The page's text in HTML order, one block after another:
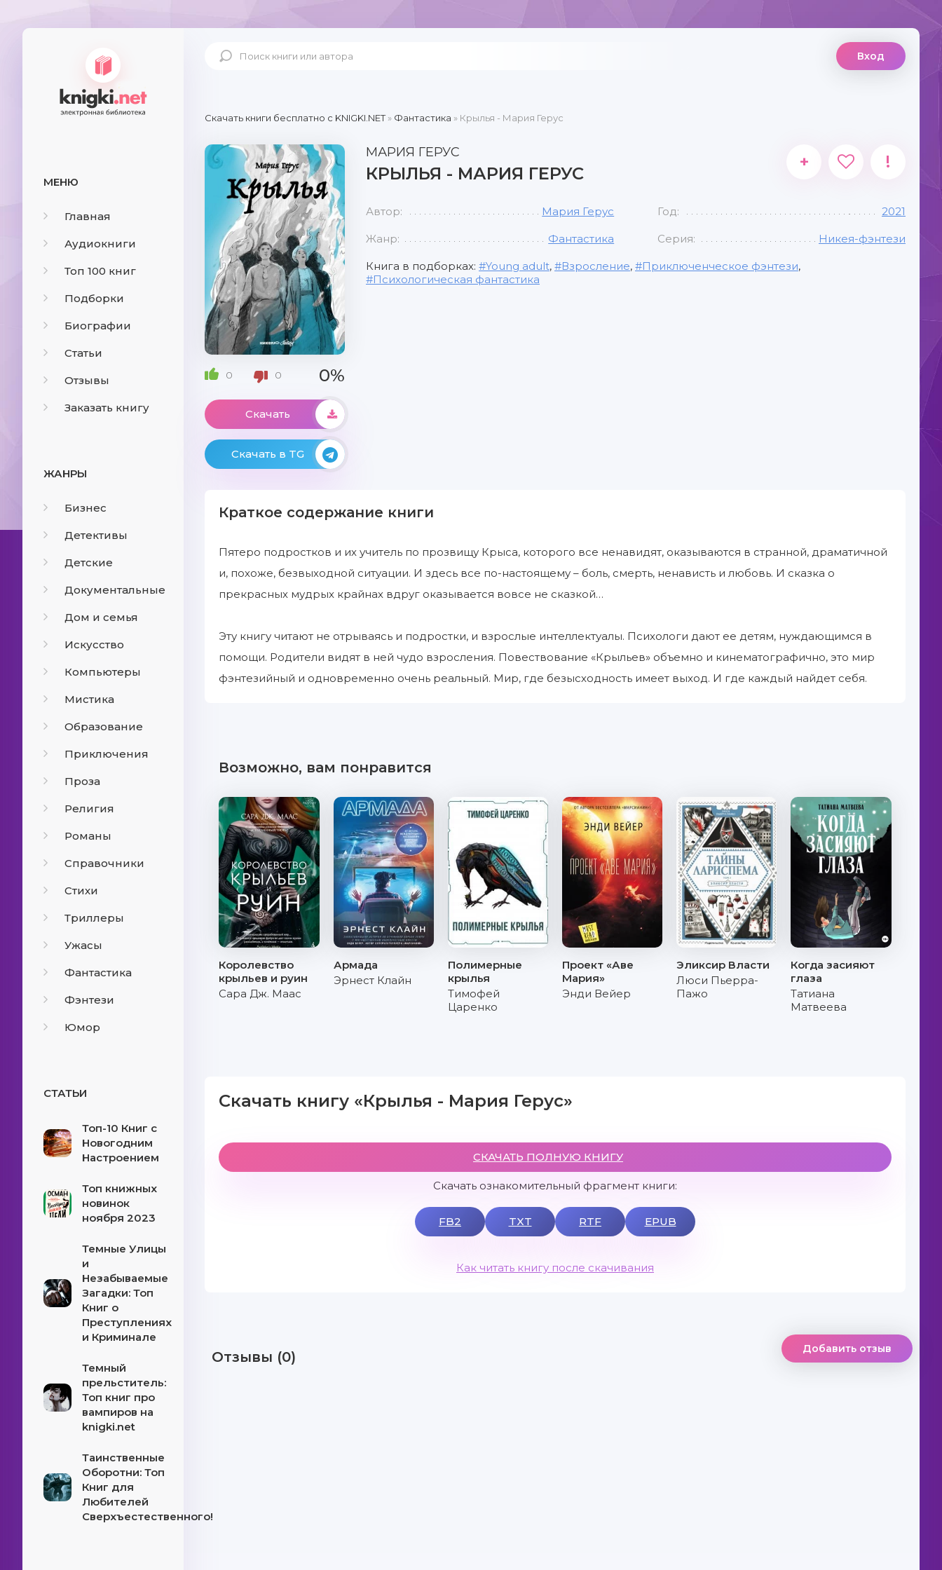
МЕНЮ
Главная
Аудиокниги
Топ 100 книг
Подборки
Биографии
Статьи
Отзывы
Заказать книгу
ЖАНРЫ
Бизнес
Детективы
Детские
Документальные
Дом и семья
Искусство
Компьютеры
Мистика
Образование
Приключения
Проза
Религия
Романы
Справочники
Стихи
Триллеры
Ужасы
Фантастика
Фэнтези
Юмор
СТАТЬИ
Топ-10 Книг с
Новогодним
Настроением
Топ книжных
новинок
ноября 2023
Темные Улицы
и
Незабываемые
Загадки: Топ
Книг о
Преступлениях
и Криминале
Темный
прельститель:
Топ книг про
вампиров на
knigki.net
Таинственные
Оборотни: Топ
Книг для
Любителей
Сверхъестественного!
Вход
Скачать книги бесплатно c KNIGKI.NET» Фантастика » Крылья - Мария Герус
0 0 0%
Скачать
Скачать в TG
МАРИЯ ГЕРУС
КРЫЛЬЯ - МАРИЯ ГЕРУС
+ !
Автор: Мария Герус Год: 2021
Жанр: Фантастика Серия: Никея-фэнтези
Книга в подборках: Young adult, Взросление, Приключенческое фэнтези,
Психологическая фантастика
Краткое содержание книги
Пятеро подростков и их учитель по прозвищу Крыса, которого все ненавидят, оказываются в странной, драматичной
и, похоже, безвыходной ситуации. И здесь все по-настоящему – боль, смерть, ненависть и любовь. И сказка о
прекрасных мудрых крайнах вдруг оказывается вовсе не сказкой…
Эту книгу читают не отрываясь и подростки, и взрослые интеллектуалы. Психологи дают ее детям, нуждающимся в
помощи. Родители видят в ней чудо взросления. Повествование «Крыльев» объемно и кинематографично, это мир
фэнтезийный и одновременно очень реальный. Мир, где безысходность имеет выход. И где каждый найдет себя.
Возможно, вам понравится
Королевство
крыльев и руин
Сара Дж. Маас
Армада
Эрнест Клайн
Полимерные
крылья
Тимофей
Царенко
Проект «Аве
Мария»
Энди Вейер
Эликсир Власти
Люси Пьерра-
Пажо
Когда засияют
глаза
Татиана
Матвеева
Скачать книгу «Крылья - Мария Герус»
СКАЧАТЬ ПОЛНУЮ КНИГУ
Скачать ознакомительный фрагмент книги:
FB2 TXT RTF EPUB
Как читать книгу после скачивания
Отзывы (0) Добавить отзыв